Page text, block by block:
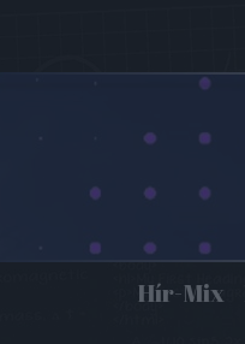
Hír-Mix